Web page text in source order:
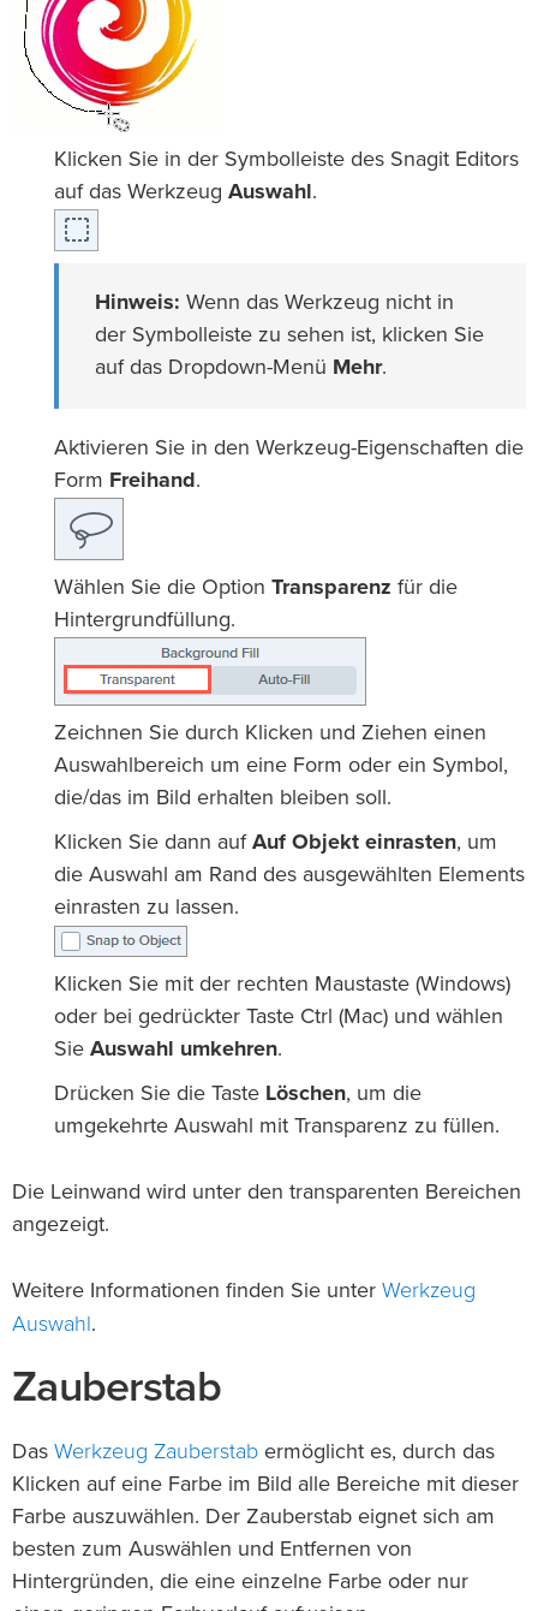
Klicken Sie in der Symbolleiste des Snagit Editors
auf das Werkzeug Auswahl .
Hinweis: Wenn das Werkzeug nicht in
der Symbolleiste zu sehen ist, klicken Sie
auf das Dropdown-Menü Mehr.
Aktivieren Sie in den Werkzeug-Eigenschaften die
Form Freihand .
Wählen Sie die Option Transparenz für die
Hintergrundfüllung.
Zeichnen Sie durch Klicken und Ziehen einen
Auswahlbereich um eine Form oder ein Symbol,
die/das im Bild erhalten bleiben soll.
Klicken Sie dann auf Auf Objekt einrasten, um
die Auswahl am Rand des ausgewählten Elements
einrasten zu lassen.
Klicken Sie mit der rechten Maustaste (Windows)
oder bei gedrückter Taste Ctrl (Mac) und wählen
Sie Auswahl umkehren.
Drücken Sie die Taste Löschen, um die
umgekehrte Auswahl mit Transparenz zu füllen.
Die Leinwand wird unter den transparenten Bereichen
angezeigt.
Weitere Informationen finden Sie unter Werkzeug
Auswahl.
Zauberstab
Das Werkzeug Zauberstab ermöglicht es, durch das
Klicken auf eine Farbe im Bild alle Bereiche mit dieser
Farbe auszuwählen. Der Zauberstab eignet sich am
besten zum Auswählen und Entfernen von
Hintergründen, die eine einzelne Farbe oder nur